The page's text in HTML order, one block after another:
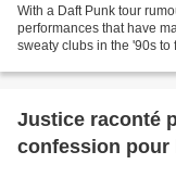
With a Daft Punk tour
performances that have
sweaty clubs in the '90s
Justice raconté
confession pour